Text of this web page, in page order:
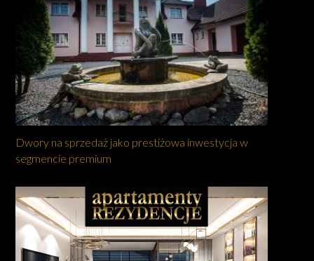
Dwory na sprzedaż jako prestiżowa inwestycja w
segmencie premium